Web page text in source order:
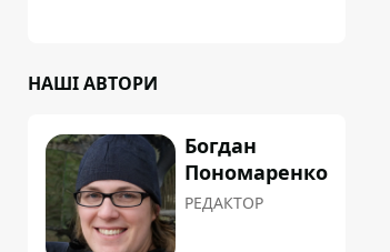
НАШІ АВТОРИ
Богдан
Пономаренко
РЕДАКТОР